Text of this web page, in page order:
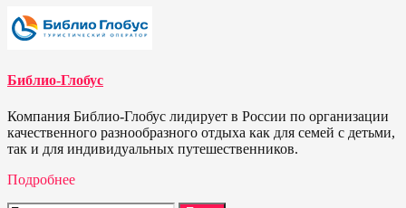
Библио-Глобус
Компания Библио-Глобус лидирует в России по организации
качественного разнообразного отдыха как для семей с детьми,
так и для индивидуальных путешественников.
Подробнее